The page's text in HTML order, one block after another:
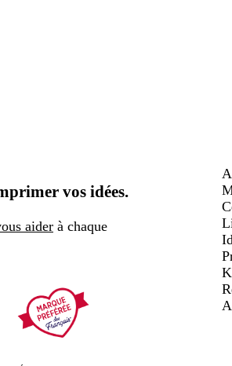
vos idées.
aider à chaque